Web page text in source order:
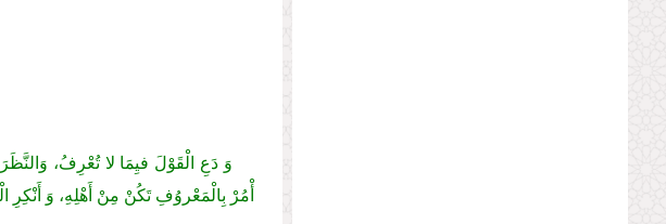
وَ دَعِ الْقَوْلَ فیِمَا لا تُعْرِفُ،
أْمُرْ بِالْمَعْروُفِ تَكُنْ مِنْ أَهْلِهِ، وَ أَنْكِرِ